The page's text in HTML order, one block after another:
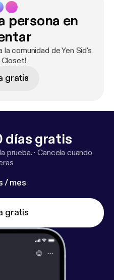
persona en
la comunidad de Yen Sid's
gratis
días gratis
prueba. ·Cancela cuando
/ mes
gratis